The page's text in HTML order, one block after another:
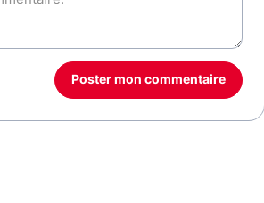
Poster mon commentaire